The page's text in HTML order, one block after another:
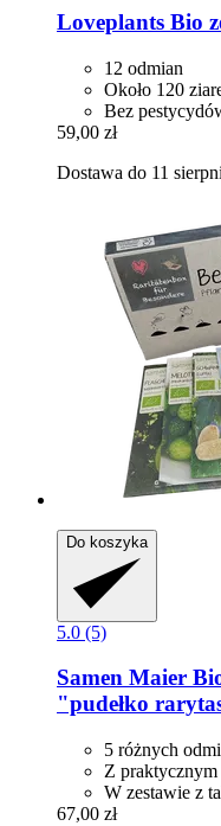
Loveplants Bio
12 odmian
Około 120
Bez
59,00 zł
Dostawa do 11
Do koszyka
5.0 (5)
Samen Maier
"pudełko
5 różnych
Z praktycznym
W zestawie z
67,00 zł